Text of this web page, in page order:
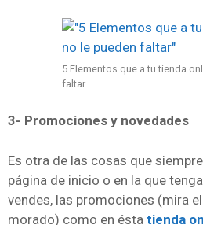
5 Elementos que a tu tienda
faltar
3- Promociones y novedades
Es otra de las cosas que
página de inicio o en la que
vendes, las promociones (mira
morado) como en ésta tienda